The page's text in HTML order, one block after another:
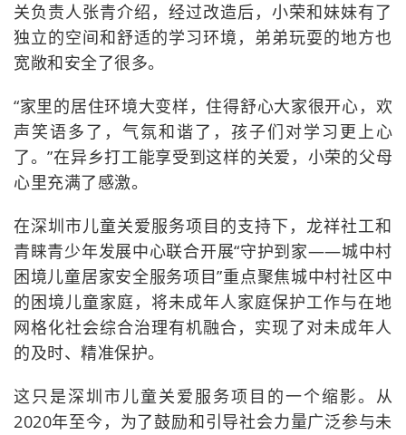
关负责人张青介绍，经过改造后，小荣和妹妹有了
独立的空间和舒适的学习环境，弟弟玩耍的地方也
宽敞和安全了很多。
“家里的居住环境大变样，住得舒心大家很开心，欢
声笑语多了，气氛和谐了，孩子们对学习更上心
了。”在异乡打工能享受到这样的关爱，小荣的父母
心里充满了感激。
在深圳市儿童关爱服务项目的支持下，龙祥社工和
青睐青少年发展中心联合开展“守护到家——城中村
困境儿童居家安全服务项目”重点聚焦城中村社区中
的困境儿童家庭，将未成年人家庭保护工作与在地
网格化社会综合治理有机融合，实现了对未成年人
的及时、精准保护。
这只是深圳市儿童关爱服务项目的一个缩影。从
2020年至今，为了鼓励和引导社会力量广泛参与未